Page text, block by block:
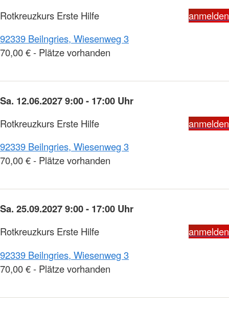
Rotkreuzkurs Erste Hilfe
anmelden
92339 Beilngries, Wiesenweg 3
70,00 € - Plätze vorhanden
Sa. 12.06.2027 9:00 - 17:00 Uhr
Rotkreuzkurs Erste Hilfe
anmelden
92339 Beilngries, Wiesenweg 3
70,00 € - Plätze vorhanden
Sa. 25.09.2027 9:00 - 17:00 Uhr
Rotkreuzkurs Erste Hilfe
anmelden
92339 Beilngries, Wiesenweg 3
70,00 € - Plätze vorhanden